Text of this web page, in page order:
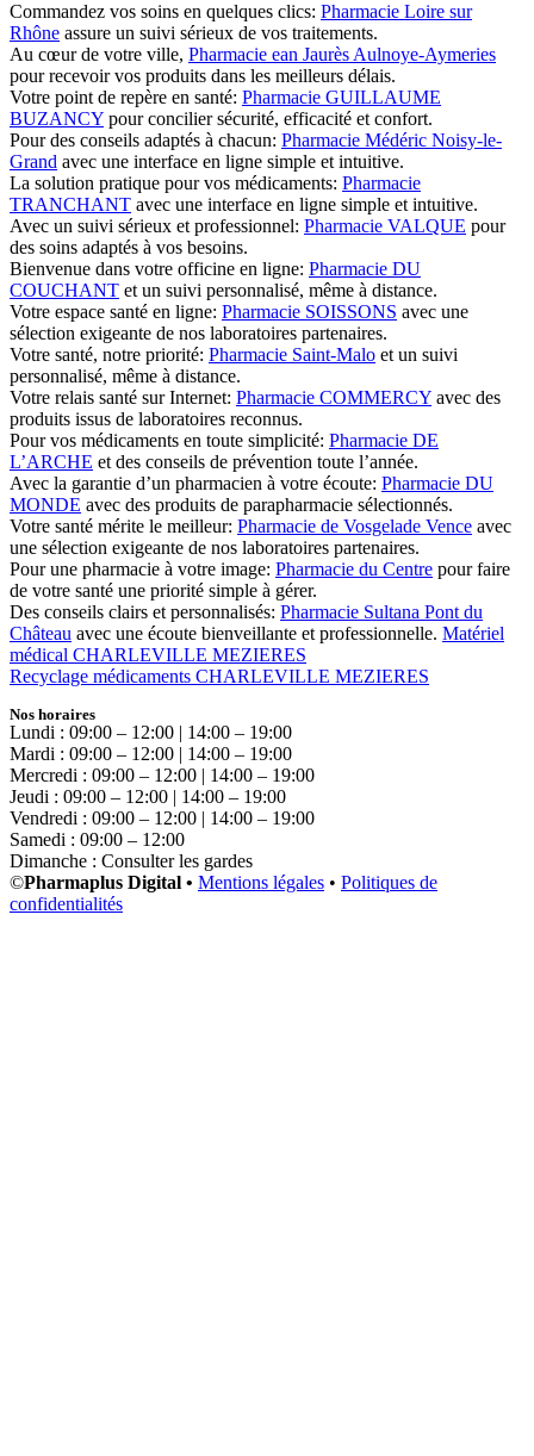
Commandez vos soins en quelques clics: Pharmacie Loire sur
Rhône assure un suivi sérieux de vos traitements.
Au cœur de votre ville, Pharmacie ean Jaurès Aulnoye-Aymeries
pour recevoir vos produits dans les meilleurs délais.
Votre point de repère en santé: Pharmacie GUILLAUME
BUZANCY pour concilier sécurité, efficacité et confort.
Pour des conseils adaptés à chacun: Pharmacie Médéric Noisy-le-
Grand avec une interface en ligne simple et intuitive.
La solution pratique pour vos médicaments: Pharmacie
TRANCHANT avec une interface en ligne simple et intuitive.
Avec un suivi sérieux et professionnel: Pharmacie VALQUE pour
des soins adaptés à vos besoins.
Bienvenue dans votre officine en ligne: Pharmacie DU
COUCHANT et un suivi personnalisé, même à distance.
Votre espace santé en ligne: Pharmacie SOISSONS avec une
sélection exigeante de nos laboratoires partenaires.
Votre santé, notre priorité: Pharmacie Saint-Malo et un suivi
personnalisé, même à distance.
Votre relais santé sur Internet: Pharmacie COMMERCY avec des
produits issus de laboratoires reconnus.
Pour vos médicaments en toute simplicité: Pharmacie DE
L’ARCHE et des conseils de prévention toute l’année.
Avec la garantie d’un pharmacien à votre écoute: Pharmacie DU
MONDE avec des produits de parapharmacie sélectionnés.
Votre santé mérite le meilleur: Pharmacie de Vosgelade Vence avec
une sélection exigeante de nos laboratoires partenaires.
Pour une pharmacie à votre image: Pharmacie du Centre pour faire
de votre santé une priorité simple à gérer.
Des conseils clairs et personnalisés: Pharmacie Sultana Pont du
Château avec une écoute bienveillante et professionnelle. Matériel
médical CHARLEVILLE MEZIERES
Recyclage médicaments CHARLEVILLE MEZIERES
Nos horaires
Lundi : 09:00 – 12:00 | 14:00 – 19:00
Mardi : 09:00 – 12:00 | 14:00 – 19:00
Mercredi : 09:00 – 12:00 | 14:00 – 19:00
Jeudi : 09:00 – 12:00 | 14:00 – 19:00
Vendredi : 09:00 – 12:00 | 14:00 – 19:00
Samedi : 09:00 – 12:00
Dimanche : Consulter les gardes
©Pharmaplus Digital • Mentions légales • Politiques de
confidentialités